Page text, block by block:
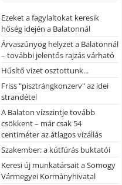
Ezeket a fagylaltokat keresik
hőség idején a Balatonnál
Árvaszúnyog helyzet a Balatonnál
– további jelentős rajzás várható
Hűsítő vizet osztottunk...
Friss "pisztrángkonzerv" az idei
strandétel
A Balaton vízszintje tovább
csökkent – már csak 54
centiméter az átlagos vízállás
Szakember: a kútfúrás buktatói
Keresi új munkatársait a Somogy
Vármegyei Kormányhivatal